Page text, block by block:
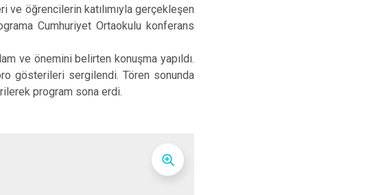
Keban
Maden
ve öğrencilerin katılımıyla gerçekleşen
Cumhuriyet Ortaokulu konferans
ve önemini belirten konuşma yapıldı.
gösterileri sergilendi. Tören sonunda
program sona erdi.